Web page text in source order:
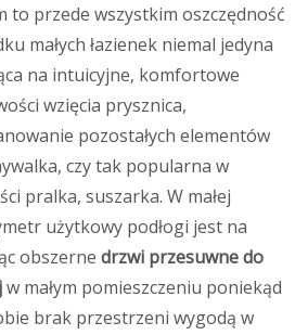
to przede wszystkim oszczędność
małych łazienek niemal jedyna
na intuicyjne, komfortowe
wzięcia prysznica,
pozostałych elementów
czy tak popularna w
pralka, suszarka. W małej
użytkowy podłogi jest na
obszerne drzwi przesuwne do
w małym pomieszczeniu poniekąd
brak przestrzeni wygodą w